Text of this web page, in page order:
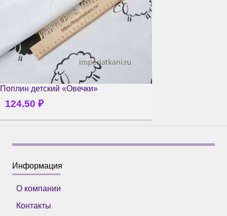
Поплин детский «Овечки»
124.50 ₽
Информация
О компании
Контакты